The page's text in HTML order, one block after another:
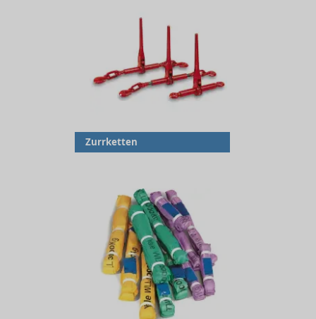
Zurrketten